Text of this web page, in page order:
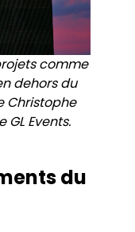
comme
dehors du
Christophe
Events.
du